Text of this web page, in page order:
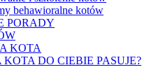
behawioralne kotów
PORADY
KOTA
DO CIEBIE PASUJE?